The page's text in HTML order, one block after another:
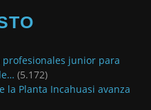
profesionales junior para
(5.172)
la Planta Incahuasi avanza